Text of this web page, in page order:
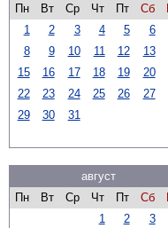
Пн
Вт Ср Чт Пт Сб
1
2 3 4 5 6
8
9 10 11 12 13
15
16 17 18 19 20
22
23 24 25 26 27
29
30 31
август
Пн
Вт Ср Чт Пт Сб
1
2 3